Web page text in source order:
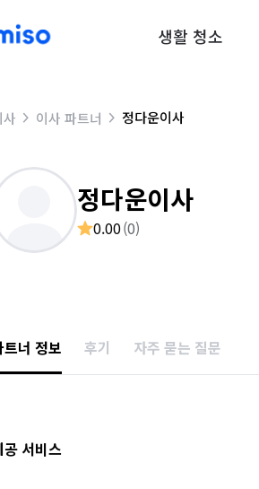
생활 청소
사 이사 파트너 정다운이사
정다운이사
0.00(0)
트너 정보 후기 자주 묻는 질문
공 서비스